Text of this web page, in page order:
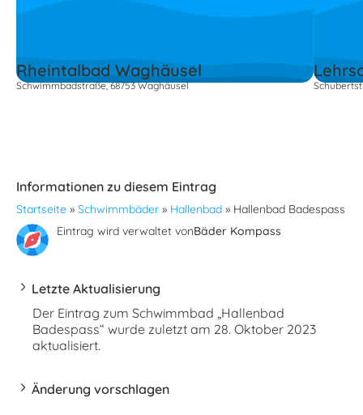
Rheintalbad Waghäusel
Schwimmbadstraße, 68753 Waghäusel
Informationen zu diesem Eintrag
Startseite » Schwimmbäder » Hallenbad » Hallenbad Badespass
Eintrag wird verwaltet vonBäder Kompass
Letzte Aktualisierung
Der Eintrag zum Schwimmbad „Hallenbad
Badespass“ wurde zuletzt am 28. Oktober 2023
aktualisiert.
Änderung vorschlagen